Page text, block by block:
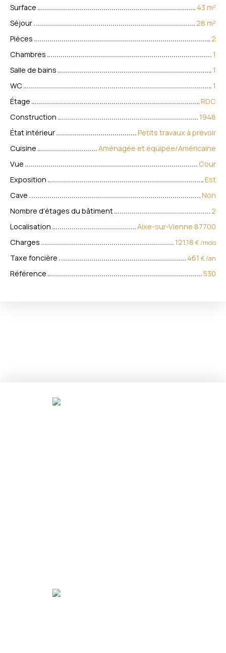
Surface
43 m²
Séjour
28 m²
Pièces
2
Chambres
1
Salle de bains
1
WC
1
Étage
RDC
Construction
1948
État intérieur
Petits travaux à prévoir
Cuisine
Aménagée et équipée/Américaine
Vue
Cour
Exposition
Est
Cave
Non
Nombre d'étages du bâtiment
2
Localisation
Aixe-sur-Vienne 87700
Charges
121,18 € /mois
Taxe foncière 461 € /an
Référence 530